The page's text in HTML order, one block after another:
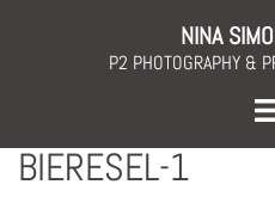
NINA
P2 PHOTOGRAPHY &
BIERESEL-1